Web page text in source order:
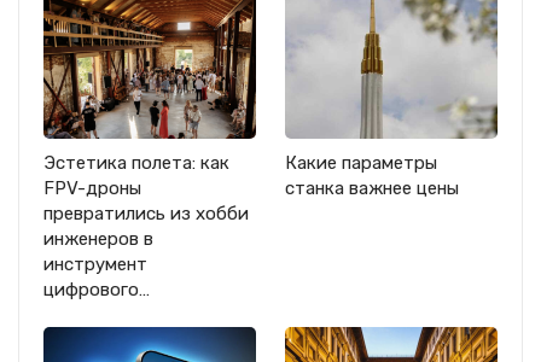
Эстетика полета: как
FPV-дроны
превратились из хобби
инженеров в
инструмент
цифрового…
Какие параметры
станка важнее цены